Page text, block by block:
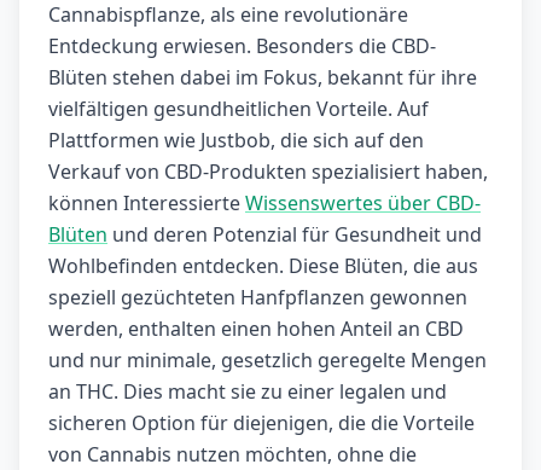
Cannabispflanze, als eine revolutionäre
Entdeckung erwiesen. Besonders die CBD-
Blüten stehen dabei im Fokus, bekannt für ihre
vielfältigen gesundheitlichen Vorteile. Auf
Plattformen wie Justbob, die sich auf den
Verkauf von CBD-Produkten spezialisiert haben,
können InteressierteWissenswertes über CBD-
Blüten und deren Potenzial für Gesundheit und
Wohlbefinden entdecken. Diese Blüten, die aus
speziell gezüchteten Hanfpflanzen gewonnen
werden, enthalten einen hohen Anteil an CBD
und nur minimale, gesetzlich geregelte Mengen
an THC. Dies macht sie zu einer legalen und
sicheren Option für diejenigen, die die Vorteile
von Cannabis nutzen möchten, ohne die